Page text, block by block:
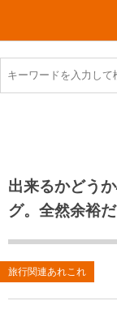
出来るかどう
グ。全然余裕
旅行関連あれこれ
TOEIC感想・結果
TOEIC800点への道
TOEIC（作戦・ノウハ
TOEIC700点への道
今日買った本
ご朱印帳めぐり
川越（埼玉県）
沖縄
神戸
ファスティング
コスメ
ダイエット
健康あれこれ
食べ物
今日の一枚
月、星、宇宙